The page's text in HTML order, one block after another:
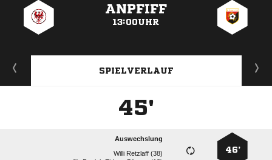
ANPFIFF
13:00UHR
SPIELVERLAUF
45'
46’
Auswechslung
  